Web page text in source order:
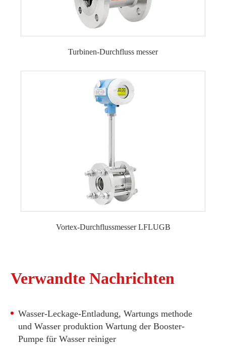
Turbinendurchflussmesser LFLWGY
Turbinen-Durchfluss messer
Vortex-Durchflussmesser LFLUGB
Verwandte Nachrichten
Wasser-Leckage-Entladung, Wartungs methode
und Wasser produktion Wartung der Booster-
Pumpe für Wasser reiniger